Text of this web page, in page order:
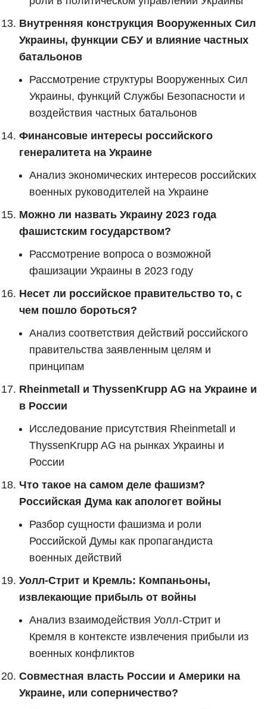
Внутренняя конструкция Вооруженных Сил
Украины, функции СБУ и влияние частных
батальонов
Рассмотрение структуры Вооруженных Сил
Украины, функций Службы Безопасности и
воздействия частных батальонов
Финансовые интересы российского
генералитета на Украине
Анализ экономических интересов российских
военных руководителей на Украине
Можно ли назвать Украину 2023 года
фашистским государством?
Рассмотрение вопроса о возможной
фашизации Украины в 2023 году
Несет ли российское правительство то, с
чем пошло бороться?
Анализ соответствия действий российского
правительства заявленным целям и
принципам
Rheinmetall и ThyssenKrupp AG на Украине и
в России
Исследование присутствия Rheinmetall и
ThyssenKrupp AG на рынках Украины и
России
Что такое на самом деле фашизм?
Российская Дума как апологет войны
Разбор сущности фашизма и роли
Российской Думы как пропагандиста
военных действий
Уолл-Стрит и Кремль: Компаньоны,
извлекающие прибыль от войны
Анализ взаимодействия Уолл-Стрит и
Кремля в контексте извлечения прибыли из
военных конфликтов
Совместная власть России и Америки на
Украине, или соперничество?